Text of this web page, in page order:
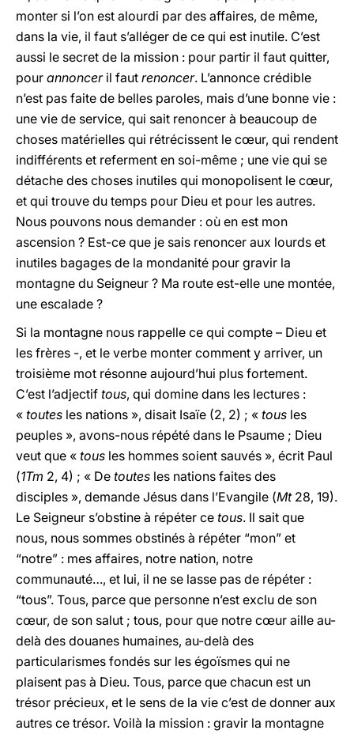
monter si l’on est alourdi par des affaires, de même,
dans la vie, il faut s’alléger de ce qui est inutile. C’est
aussi le secret de la mission : pour partir il faut quitter,
pour annonceril faut renoncer. L’annonce crédible
n’est pas faite de belles paroles, mais d’une bonne vie :
une vie de service, qui sait renoncer à beaucoup de
choses matérielles qui rétrécissent le cœur, qui rendent
indifférents et referment en soi-même ; une vie qui se
détache des choses inutiles qui monopolisent le cœur,
et qui trouve du temps pour Dieu et pour les autres.
Nous pouvons nous demander : où en est mon
ascension ? Est-ce que je sais renoncer aux lourds et
inutiles bagages de la mondanité pour gravir la
montagne du Seigneur ? Ma route est-elle une montée,
une escalade ?
Si la montagne nous rappelle ce qui compte – Dieu et
les frères -, et le verbe monter comment y arriver, un
troisième mot résonne aujourd’hui plus fortement.
C’est l’adjectif tous, qui domine dans les lectures :
« toutes les nations », disait Isaïe (2, 2) ; « tous les
peuples », avons-nous répété dans le Psaume ; Dieu
veut que « tous les hommes soient sauvés », écrit Paul
(1Tm 2, 4) ; « De toutes les nations faites des
disciples », demande Jésus dans l’Evangile (Mt28, 19).
Le Seigneur s’obstine à répéter ce tous. Il sait que
nous, nous sommes obstinés à répéter “mon” et
“notre” : mes affaires, notre nation, notre
communauté…, et lui, il ne se lasse pas de répéter :
“tous”. Tous, parce que personne n’est exclu de son
cœur, de son salut ; tous, pour que notre cœur aille au-
delà des douanes humaines, au-delà des
particularismes fondés sur les égoïsmes qui ne
plaisent pas à Dieu. Tous, parce que chacun est un
trésor précieux, et le sens de la vie c’est de donner aux
autres ce trésor. Voilà la mission : gravir la montagne